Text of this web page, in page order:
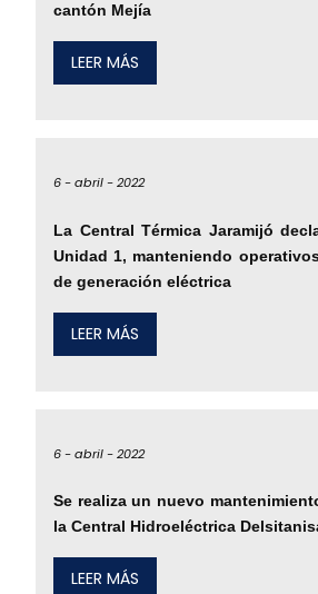
cantón Mejía
LEER MÁS
6 -abril -2022
La Central Térmica Jaramijó
Unidad 1, manteniendo
de generación eléctrica
LEER MÁS
6 -abril -2022
Se realiza un nuevo
la Central Hidroeléctrica
LEER MÁS